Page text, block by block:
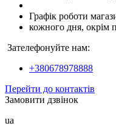
Графік роботи
кожного дня, окрім
Зателефонуйте нам:
+380678978888
Перейти до контактів
Замовити дзвінок
ua